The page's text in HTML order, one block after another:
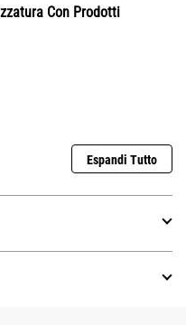
Con Prodotti
Espandi Tutto